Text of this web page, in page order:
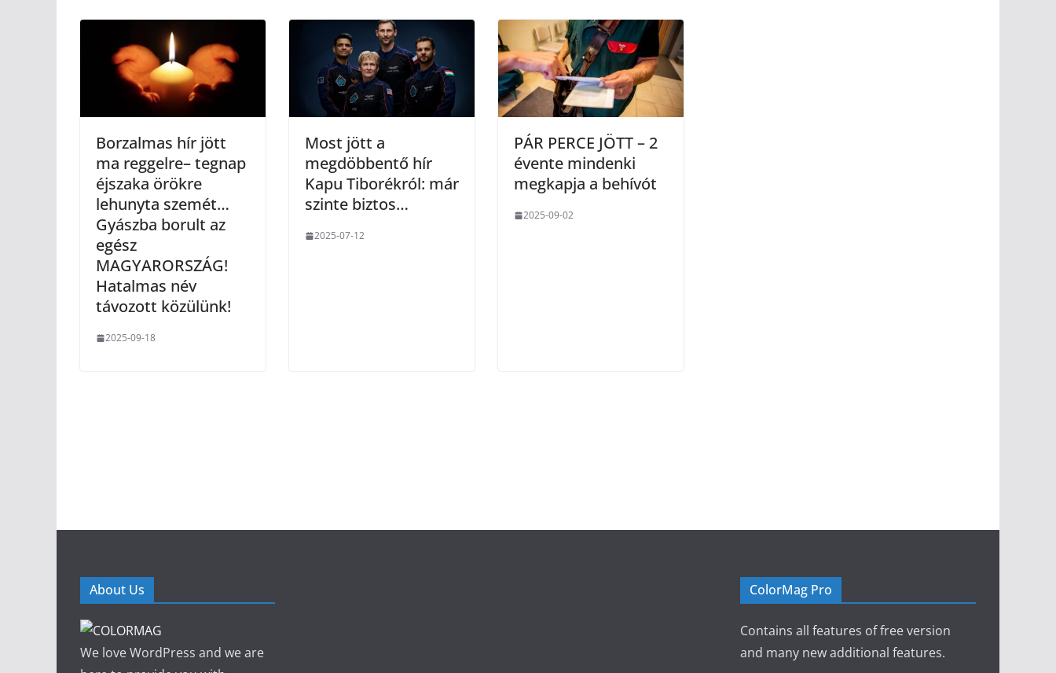
Borzalmas hír jött
ma reggelre– tegnap
éjszaka örökre
lehunyta szemét…
Gyászba borult az
egész
MAGYARORSZÁG!
Hatalmas név
távozott közülünk!
2025-09-18
Most jött a
megdöbbentő hír
Kapu Tiborékról: már
szinte biztos…
2025-07-12
PÁR PERCE JÖTT – 2
évente mindenki
megkapja a behívót
2025-09-02
About Us
We love WordPress and we are
ColorMag Pro
Contains all features of free version
and many new additional features.